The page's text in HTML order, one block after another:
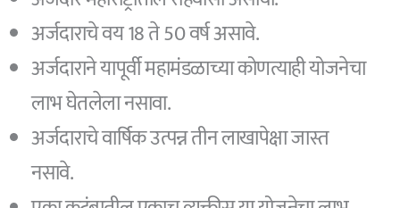
अर्जदाराचे वय 18 ते 50 वर्ष असावे.
अर्जदाराने यापूर्वी महामंडळाच्या कोणत्याही योजनेचा
लाभ घेतलेला नसावा.
अर्जदाराचे वार्षिक उत्पन्न तीन लाखापेक्षा जास्त
नसावे.